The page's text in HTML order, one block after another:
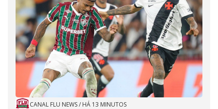
CANAL FLU NEWS/ HÁ 13 MINUTOS